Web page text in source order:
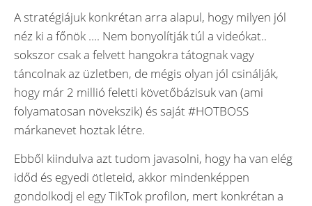
A stratégiájuk konkrétan arra alapul, hogy milyen jól
néz ki a főnök …. Nem bonyolítják túl a videókat..
sokszor csak a felvett hangokra tátognak vagy
táncolnak az üzletben, de mégis olyan jól csinálják,
hogy már 2 millió feletti követőbázisuk van (ami
folyamatosan növekszik) és saját #HOTBOSS
márkanevet hoztak létre.
Ebből kiindulva azt tudom javasolni, hogy ha van elég
időd és egyedi ötleteid, akkor mindenképpen
gondolkodj el egy TikTok profilon, mert konkrétan a